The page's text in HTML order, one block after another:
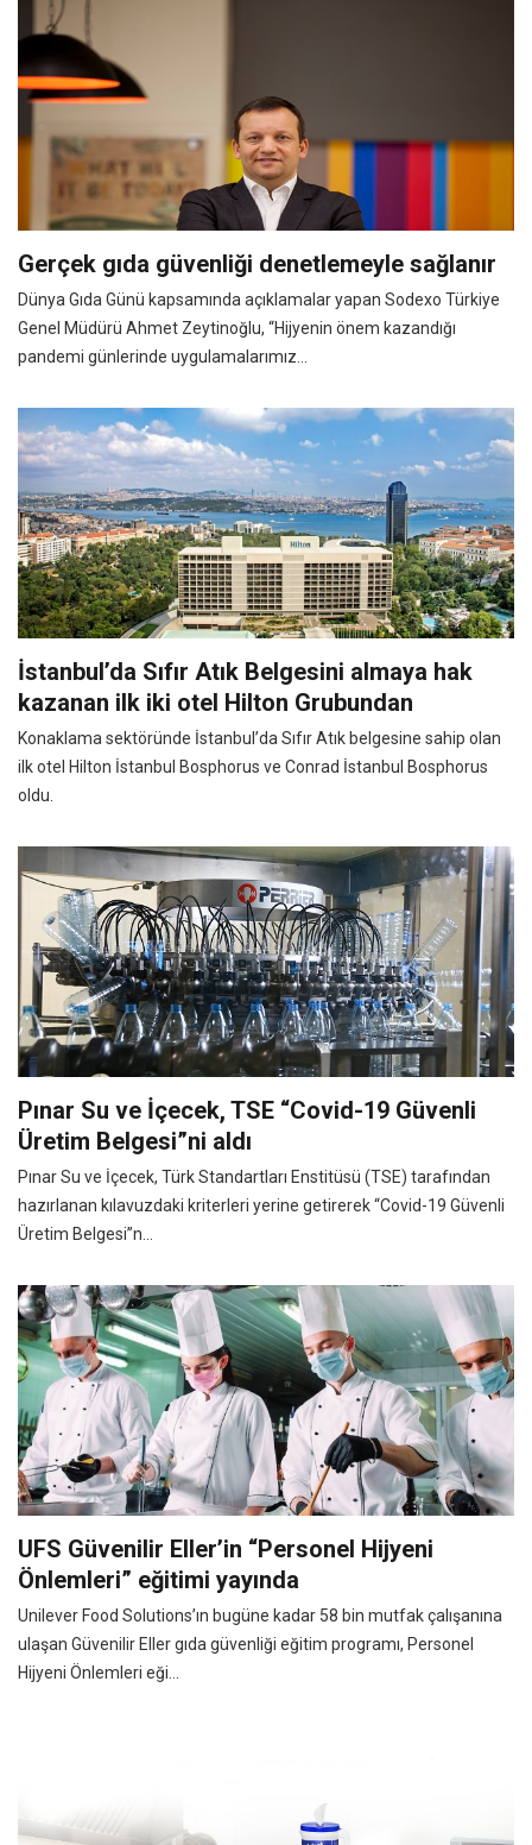
Gerçek gıda güvenliği denetlemeyle sağlanır
Dünya Gıda Günü kapsamında açıklamalar yapan Sodexo Türkiye
Genel Müdürü Ahmet Zeytinoğlu, “Hijyenin önem kazandığı
pandemi günlerinde uygulamalarımız...
İstanbul’da Sıfır Atık Belgesini almaya hak
kazanan ilk iki otel Hilton Grubundan
Konaklama sektöründe İstanbul’da Sıfır Atık belgesine sahip olan
ilk otel Hilton İstanbul Bosphorus ve Conrad İstanbul Bosphorus
oldu.
Pınar Su ve İçecek, TSE “Covid-19 Güvenli
Üretim Belgesi”ni aldı
Pınar Su ve İçecek, Türk Standartları Enstitüsü (TSE) tarafından
hazırlanan kılavuzdaki kriterleri yerine getirerek “Covid-19 Güvenli
Üretim Belgesi”n...
UFS Güvenilir Eller’in “Personel Hijyeni
Önlemleri” eğitimi yayında
Unilever Food Solutions’ın bugüne kadar 58 bin mutfak çalışanına
ulaşan Güvenilir Eller gıda güvenliği eğitim programı, Personel
Hijyeni Önlemleri eği...